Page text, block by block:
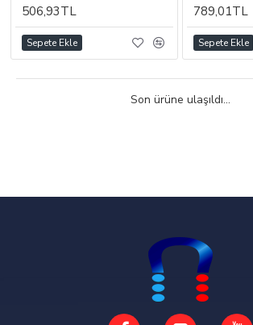
506,93TL
Sepete Ekle
789,01TL
Sepete Ekle
Son ürüne ulaşıldı...